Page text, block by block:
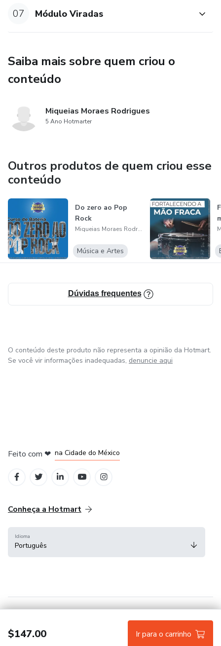
07 Módulo Viradas
Saiba mais sobre quem criou o
conteúdo
Miqueias Moraes Rodrigues
5 Ano Hotmarter
Outros produtos de quem criou esse
conteúdo
Do zero ao Pop
Rock
Miqueias Moraes Rodrigues
Música e Artes
Dúvidas frequentes
$147.00 Ir para o carrinho
O conteúdo deste produto não representa a opinião da Hotmart.
Se você vir informações inadequadas, denuncie aqui
Feito com ❤ na Cidade do México
Conheça a Hotmart
Idioma
Português